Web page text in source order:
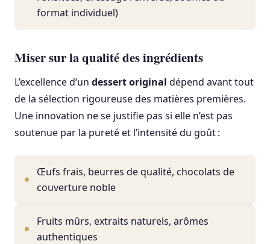
format individuel)
Miser sur la qualité des ingrédients
L’excellence d’un dessert original dépend avant tout
de la sélection rigoureuse des matières premières.
Une innovation ne se justifie pas si elle n’est pas
soutenue par la pureté et l’intensité du goût :
Œufs frais, beurres de qualité, chocolats de
couverture noble
Fruits mûrs, extraits naturels, arômes
authentiques